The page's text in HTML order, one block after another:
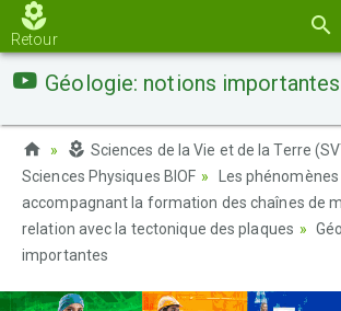
Retour
Géologie: notions importantes
Sciences de la Vie et de la Terre
Sciences Physiques BIOF
Les
accompagnant la formation des chaînes de
relation avec la tectonique des plaques
importantes